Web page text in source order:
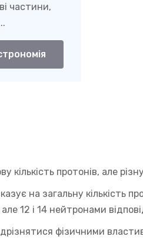
частини,
протонів, але
на загальну кількість
12 і 14 нейтронами
фізичними